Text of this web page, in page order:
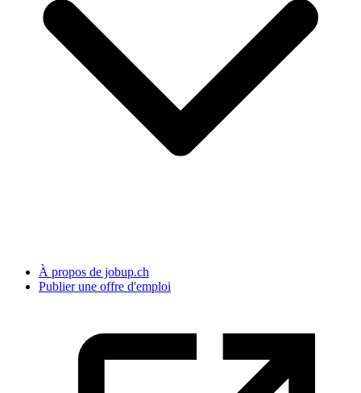
À propos de jobup.ch
Publier une offre d'emploi